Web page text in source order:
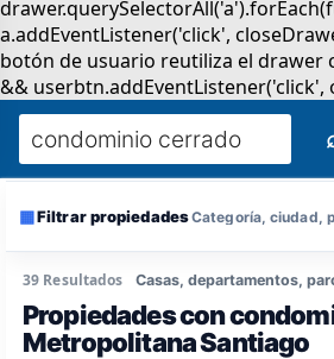
▦Filtrar propiedadesCategoría, ciudad,
39 Resultados
Propiedades con
Metropolitana Santiago
Casas, departamentos,